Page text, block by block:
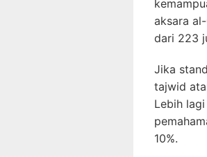
aksara
dari 223
Jika
tajwid
Lebih
10%.